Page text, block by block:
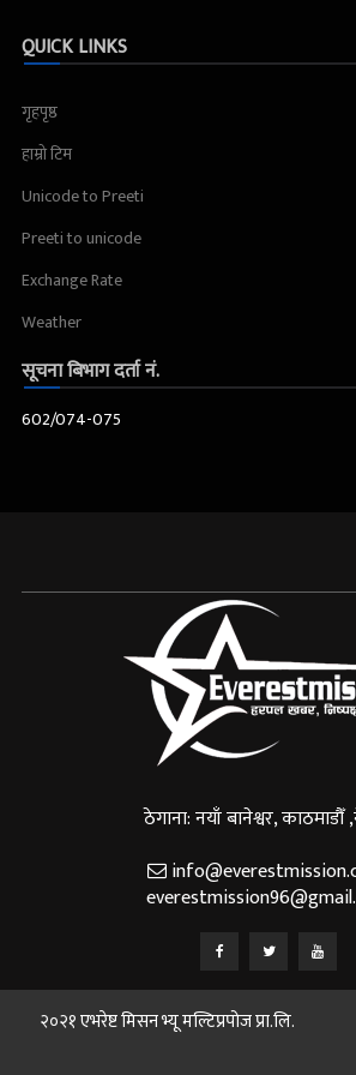
QUICK LINKS
गृहपृष्ठ
हाम्रो टिम
Unicode to Preeti
Preeti to unicode
Exchange Rate
Weather
सूचना बिभाग दर्ता नं.
602/074-075
ठेगाना: नयाँ बानेश्वर, काठमाडौँ
२०२१ एभरेष्ट मिसन भ्यू मल्टिप्रपोज प्रा.लि.